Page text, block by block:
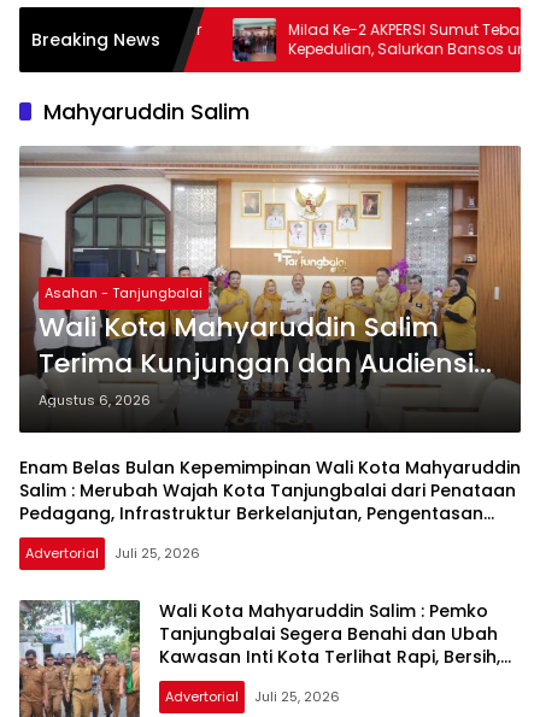
Breaking NewsMilad Ke-2 AKPERSI Sumut Tebar
Kepedulian, Salurkan Bansos untuk
Duafa, Lansia, dan Anak Yatim
Ribuan
Harlah
Mahyaruddin Salim
Asahan - Tanjungbalai
Wali Kota Mahyaruddin Salim
Terima Kunjungan dan Audiensi
DPC Partai Hanura Tanjung Balai
Agustus 6, 2026
Enam Belas Bulan Kepemimpinan Wali Kota Mahyaruddin
Salim : Merubah Wajah Kota Tanjungbalai dari Penataan
Pedagang, Infrastruktur Berkelanjutan, Pengentasan
Kemiskinan, Penataan Birokrasi Hingga Penghargaan
dan Prestasi Pemerintahan
Advertorial Juli 25, 2026
Wali Kota Mahyaruddin Salim : Pemko
Tanjungbalai Segera Benahi dan Ubah
Kawasan Inti Kota Terlihat Rapi, Bersih,
Indah, Sehat dan Nyaman Untuk
Masyarakat
Advertorial Juli 25, 2026